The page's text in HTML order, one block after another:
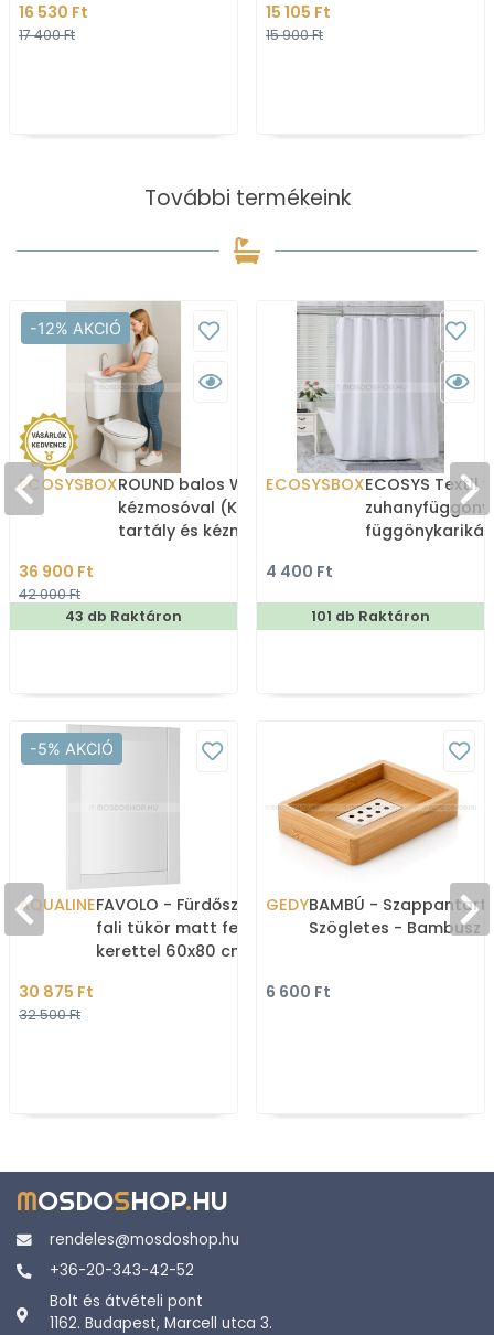
16 530 Ft
17 400 Ft
15 105 Ft
15 900 Ft
További termékeink
-12% AKCIÓ
ECOSYSBOXROUND balos WC tartály
kézmosóval (Kombi WC
tartály és kézmosó)
36 900 Ft
42 000 Ft
43 db Raktáron
ECOSYSBOXECOSYS Textil
zuhanyfüggöny
4 400 Ft
101 db Raktáron
-5% AKCIÓ
AQUALINEFAVOLO - Fürdőszobai
fali tükör matt fehér MDF
kerettel 60x80 cm
30 875 Ft
32 500 Ft
GEDYBAMBÚ -
Szögletes - Bambusz
6 600 Ft
MOSDOSHOP.HU
rendeles@mosdoshop.hu
+36-20-343-42-52
Bolt és átvételi pont
1162. Budapest, Marcell utca 3.